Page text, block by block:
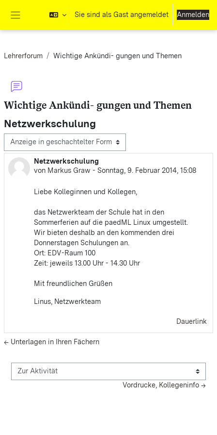
Website-Übersicht
Sie sind als Gast angemeldet Anmelden
Lehrerforum Wichtige Ankündi- gungen und Themen
Wichtige Ankündi- gungen und Themen
Netzwerkschulung
Anzeigemodus
Netzwerkschulung
von Markus Graw - Sonntag, 9. Februar 2014, 15:08
Anzahl Antworten: 0
Liebe Kolleginnen und Kollegen,
das Netzwerkteam der Schule hat in den
Sommerferien auf die paedML Linux umgestellt.
Wir bieten deshalb an den kommenden drei
Donnerstagen Schulungen an.
Ort: EDV-Raum 100
Zeit: jeweils 13.00 Uhr - 14.30 Uhr
Mit freundlichen Grüßen
Linus, Netzwerkteam
Dauerlink
← Unterlagen in Ihren Fächern
Zur Aktivität
Vordrucke, Kollegeninfo →